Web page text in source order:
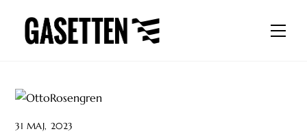
content
31 MAJ, 2023